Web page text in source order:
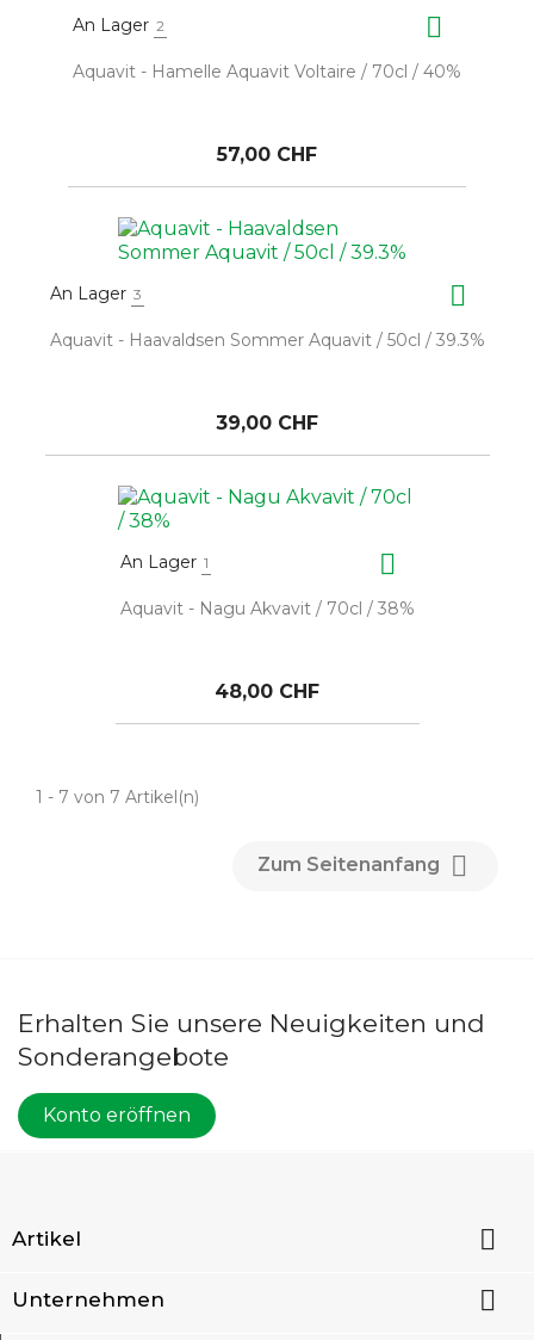
An Lager 2 
Aquavit - Hamelle Aquavit Voltaire / 70cl / 40%
57,00 CHF
An Lager 3 
Aquavit - Haavaldsen Sommer Aquavit / 50cl / 39.3%
39,00 CHF
An Lager 1 
Aquavit - Nagu Akvavit / 70cl / 38%
48,00 CHF
1 - 7 von 7 Artikel(n)
Zum Seitenanfang 
Erhalten Sie unsere Neuigkeiten und
Sonderangebote
Konto eröffnen
Artikel 
Unternehmen 